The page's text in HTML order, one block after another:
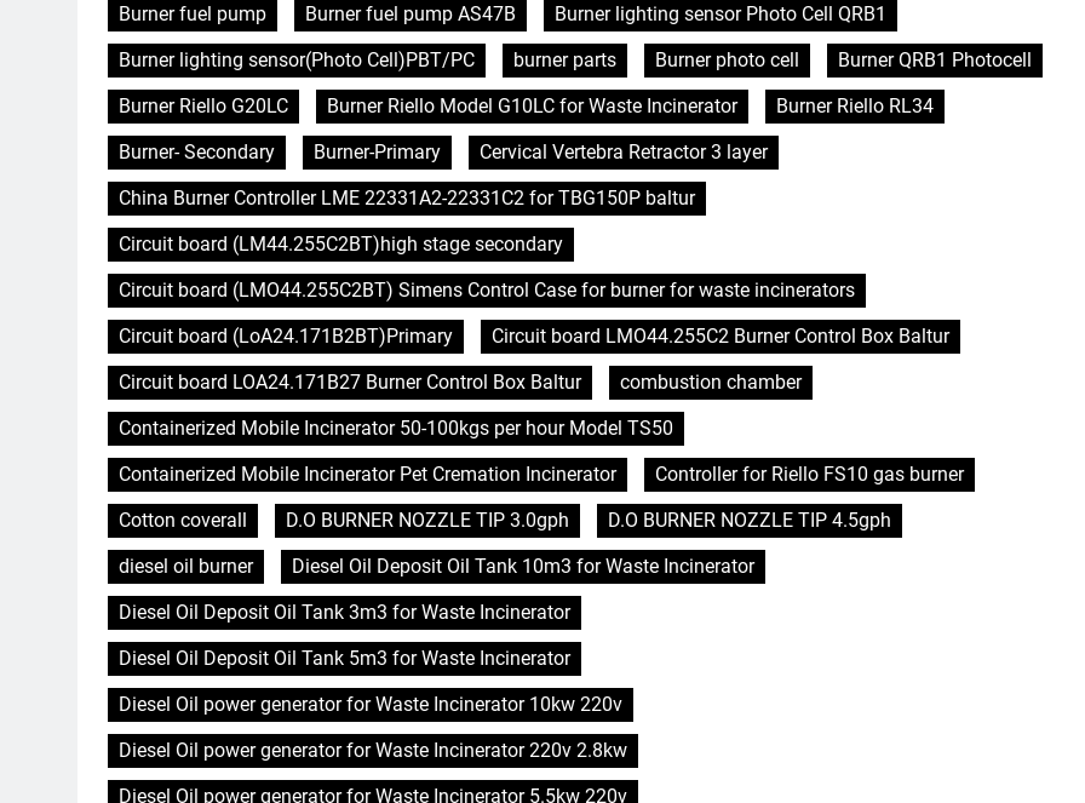
Burner fuel pump
Burner fuel pump AS47B
Burner lighting sensor Photo Cell QRB1
Burner lighting sensor(Photo Cell)PBT/PC
burner parts Burner photo cell
Burner QRB1 Photocell
Burner Riello G20LC
Burner Riello Model G10LC for Waste Incinerator
Burner Riello RL34
Burner- Secondary
Burner-Primary
Cervical Vertebra Retractor 3 layer
China Burner Controller LME 22331A2-22331C2 for TBG150P baltur
Circuit board (LM44.255C2BT)high stage secondary
Circuit board (LMO44.255C2BT) Simens Control Case for burner for waste incinerators
Circuit board (LoA24.171B2BT)Primary
Circuit board LMO44.255C2 Burner Control Box Baltur
Circuit board LOA24.171B27 Burner Control Box Baltur
combustion chamber
Containerized Mobile Incinerator 50-100kgs per hour Model TS50
Containerized Mobile Incinerator Pet Cremation Incinerator
Controller for Riello FS10 gas burner
Cotton coverall
D.O BURNER NOZZLE TIP 3.0gph
D.O BURNER NOZZLE TIP 4.5gph
diesel oil burner
Diesel Oil Deposit Oil Tank 10m3 for Waste Incinerator
Diesel Oil Deposit Oil Tank 3m3 for Waste Incinerator
Diesel Oil Deposit Oil Tank 5m3 for Waste Incinerator
Diesel Oil power generator for Waste Incinerator 10kw 220v
Diesel Oil power generator for Waste Incinerator 220v 2.8kw
Diesel Oil power generator for Waste Incinerator 5.5kw 220v